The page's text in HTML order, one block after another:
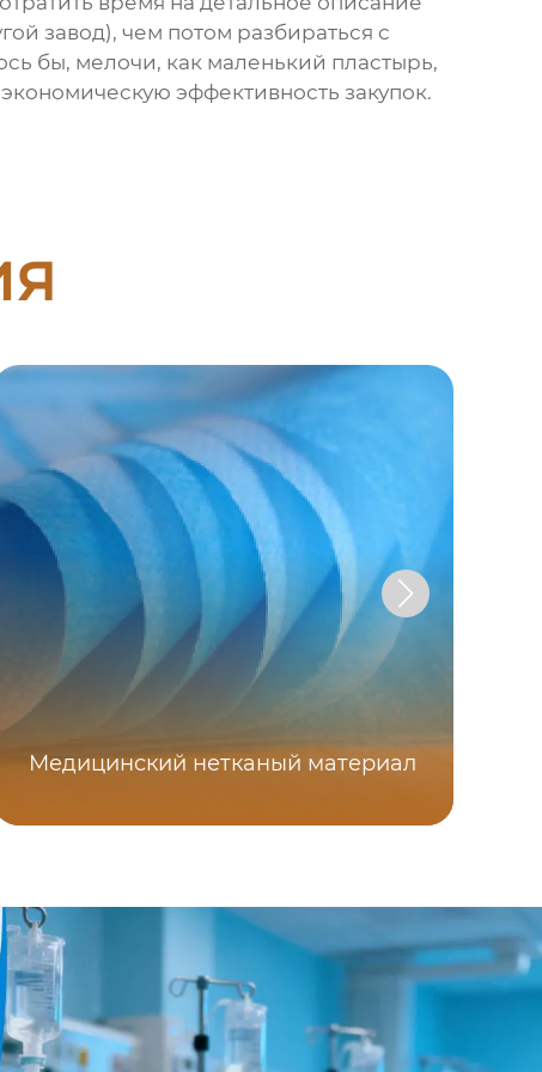
завод), чем потом разбираться с
бы, мелочи, как маленький пластырь,
эффективность закупок.
Медицинский нетканый материал